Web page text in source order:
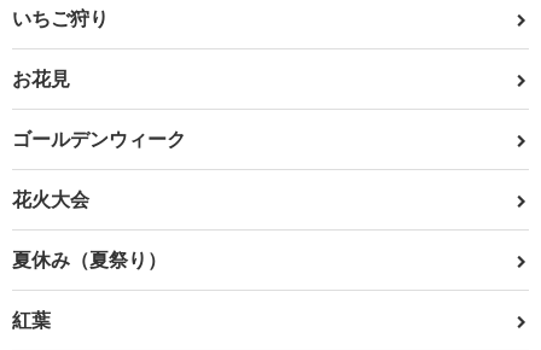
いちご狩り
お花見
ゴールデンウィーク
花火大会
夏休み（夏祭り）
紅葉